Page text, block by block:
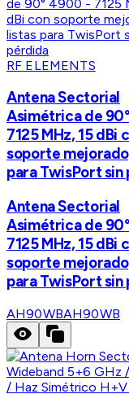
RF ELEMENTS
Antena Sectorial
Asimétrica de
7125 MHz, 15 dBi
soporte
para TwisPort
Antena Sectorial
Asimétrica de
7125 MHz, 15 dBi
soporte
para TwisPort
AH90WBAH90WB